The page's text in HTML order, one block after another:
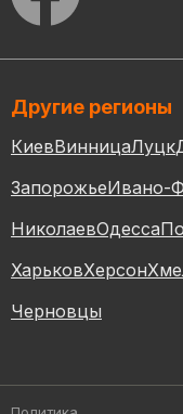
Другие регионы
КиевВинницаЛуцк
ЗапорожьеИвано-
НиколаевОдесса
ХарьковХерсон
Черновцы